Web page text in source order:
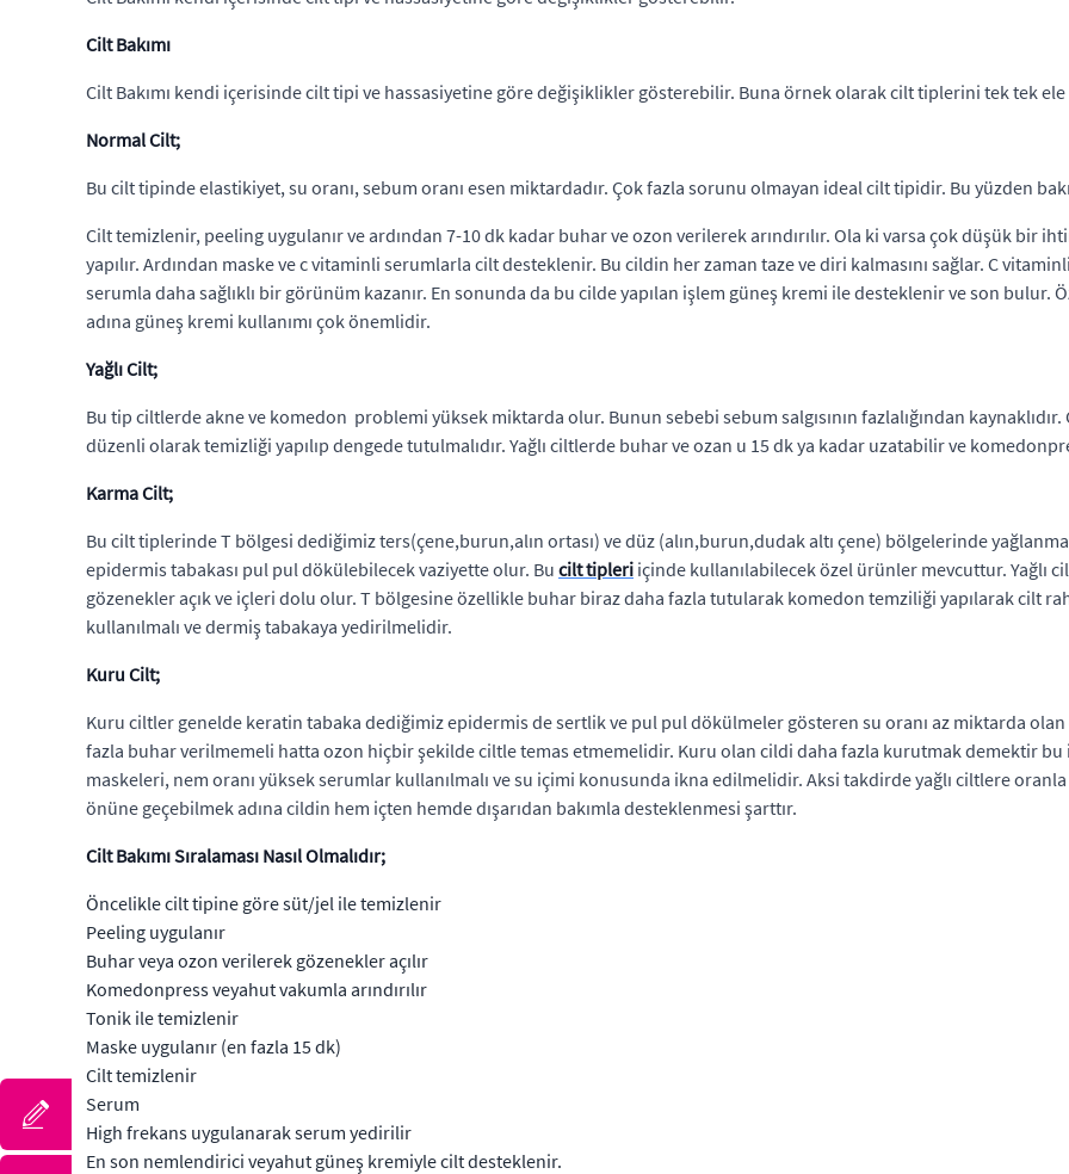
Cilt Bakımı
Cilt Bakımı kendi içerisinde cilt tipi ve hassasiyetine göre değişiklikler gösterebilir. Buna örnek olarak cilt tiplerini tek tek
Normal Cilt;
Bu cilt tipinde elastikiyet, su oranı, sebum oranı esen miktardadır. Çok fazla sorunu olmayan ideal cilt tipidir. Bu yüzden
Cilt temizlenir, peeling uygulanır ve ardından 7-10 dk kadar buhar ve ozon verilerek arındırılır. Ola ki varsa çok düşük bir
yapılır. Ardından maske ve c vitaminli serumlarla cilt desteklenir. Bu cildin her zaman taze ve diri kalmasını sağlar. C
serumla daha sağlıklı bir görünüm kazanır. En sonunda da bu cilde yapılan işlem güneş kremi ile desteklenir ve son
adına güneş kremi kullanımı çok önemlidir.
Yağlı Cilt;
Bu tip ciltlerde akne ve komedon problemi yüksek miktarda olur. Bunun sebebi sebum salgısının fazlalığından
düzenli olarak temizliği yapılıp dengede tutulmalıdır. Yağlı ciltlerde buhar ve ozan u 15 dk ya kadar uzatabilir ve
Karma Cilt;
Bu cilt tiplerinde T bölgesi dediğimiz ters(çene,burun,alın ortası) ve düz (alın,burun,dudak altı çene) bölgelerinde
epidermis tabakası pul pul dökülebilecek vaziyette olur. Bu cilt tipleri içinde kullanılabilecek özel ürünler mevcuttur. Yağlı
gözenekler açık ve içleri dolu olur. T bölgesine özellikle buhar biraz daha fazla tutularak komedon temziliği yapılarak cilt
kullanılmalı ve dermiş tabakaya yedirilmelidir.
Kuru Cilt;
Kuru ciltler genelde keratin tabaka dediğimiz epidermis de sertlik ve pul pul dökülmeler gösteren su oranı az miktarda
fazla buhar verilmemeli hatta ozon hiçbir şekilde ciltle temas etmemelidir. Kuru olan cildi daha fazla kurutmak demektir bu
maskeleri, nem oranı yüksek serumlar kullanılmalı ve su içimi konusunda ikna edilmelidir. Aksi takdirde yağlı ciltlere oranla
önüne geçebilmek adına cildin hem içten hemde dışarıdan bakımla desteklenmesi şarttır.
Cilt Bakımı Sıralaması Nasıl Olmalıdır;
Öncelikle cilt tipine göre süt/jel ile temizlenir
Peeling uygulanır
Buhar veya ozon verilerek gözenekler açılır
Komedonpress veyahut vakumla arındırılır
Tonik ile temizlenir
Maske uygulanır (en fazla 15 dk)
Cilt temizlenir
Serum
High frekans uygulanarak serum yedirilir
En son nemlendirici veyahut güneş kremiyle cilt desteklenir.